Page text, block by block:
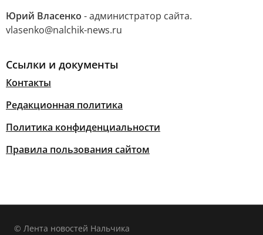
Юрий Власенко - администратор сайта.
vlasenko@nalchik-news.ru
Ссылки и документы
Контакты
Редакционная политика
Политика конфиденциальности
Правила пользования сайтом
© Лента новостей Нальчика